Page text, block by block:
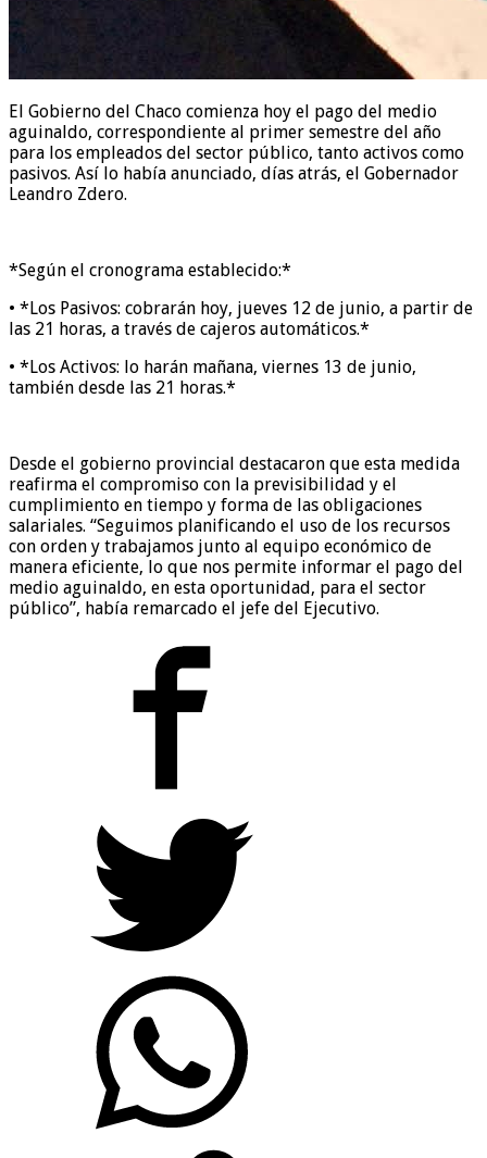
El Gobierno del Chaco comienza hoy el pago del medio
aguinaldo, correspondiente al primer semestre del año
para los empleados del sector público, tanto activos como
pasivos. Así lo había anunciado, días atrás, el Gobernador
Leandro Zdero.
*Según el cronograma establecido:*
• *Los Pasivos: cobrarán hoy, jueves 12 de junio, a partir de
las 21 horas, a través de cajeros automáticos.*
• *Los Activos: lo harán mañana, viernes 13 de junio,
también desde las 21 horas.*
Desde el gobierno provincial destacaron que esta medida
reafirma el compromiso con la previsibilidad y el
cumplimiento en tiempo y forma de las obligaciones
salariales. “Seguimos planificando el uso de los recursos
con orden y trabajamos junto al equipo económico de
manera eficiente, lo que nos permite informar el pago del
medio aguinaldo, en esta oportunidad, para el sector
público”, había remarcado el jefe del Ejecutivo.